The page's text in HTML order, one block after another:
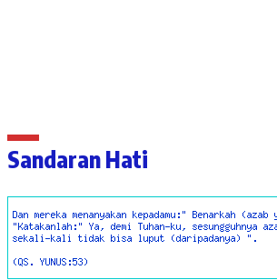
Sandaran Hati